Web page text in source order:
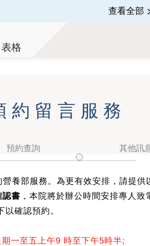
查看全部
表格
約留言服務
預約查詢 其他訊
養部服務。為更有效安排，請提供
認書 ，本院將於辦公時間安排專人致
以確認預約。
一至五上午9 時至下午5時半;